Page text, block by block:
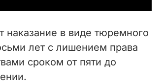
наказание в виде тюремного
лет с лишением права
сроком от пяти до